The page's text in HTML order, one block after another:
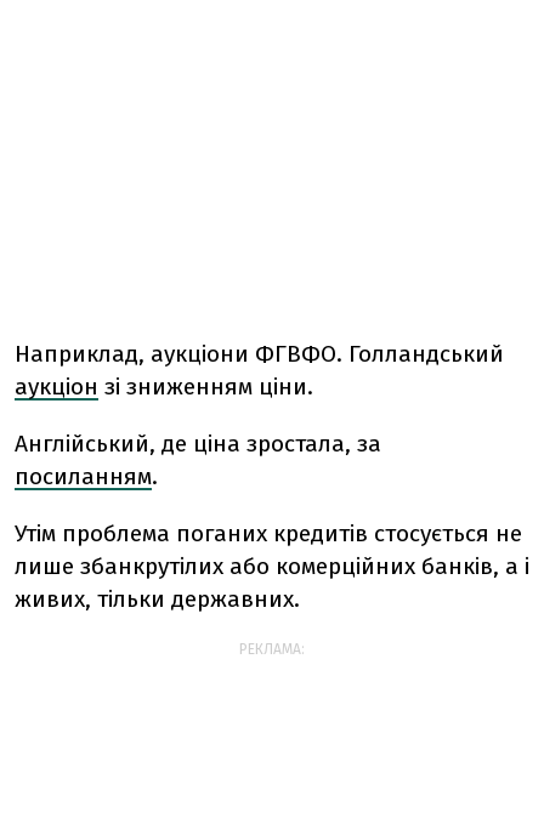
Наприклад, аукціони ФГВФО. Голландський
аукціон зі зниженням ціни.
Англійський, де ціна зростала, за
посиланням.
Утім проблема поганих кредитів стосується не
лише збанкрутілих або комерційних банків, а і
живих, тільки державних.
РЕКЛАМА: